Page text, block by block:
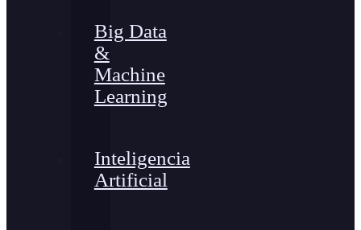
Big Data
&
Machine
Learning
Inteligencia
Artificial